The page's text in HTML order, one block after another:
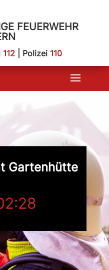
FEUERWEHR
112| Polizei 110
Gartenhütte